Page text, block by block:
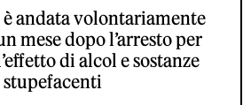
andata volontariamente
mese dopo l’arresto per
di alcol e sostanze
stupefacenti